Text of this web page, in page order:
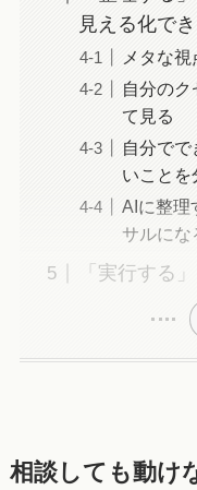
見える化で
メタな
自分の
て見る
自分で
いことを
AIに整理
サルにな
「実行する
相談しても動け